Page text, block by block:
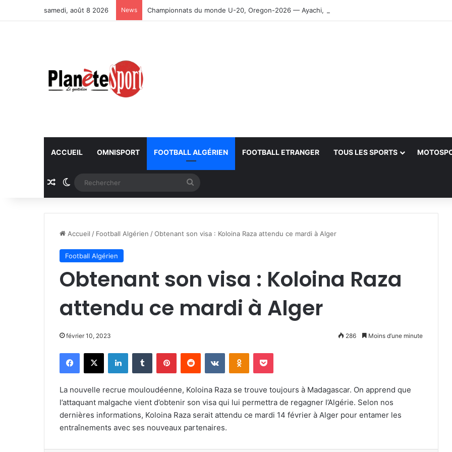
samedi, août 8 2026 News Championnats du monde U-20, Oregon-2026 — Ayachi, Dissa, Touahria et Ghezali en finale
ACCUEIL OMNISPORT FOOTBALL ALGÉRIEN FOOTBALL ETRANGER TOUS LES SPORTS
Article Aléatoire
Switch skin
Accueil / Football Algérien /Obtenant son visa : Koloina Raza attendu ce mardi à Alger
Football Algérien
Obtenant son visa : Koloina Raza
attendu ce mardi à Alger
février 10, 2023 286 Moins d’une minute
Facebook
X LinkedinTumblr PinterestReddit VKontakteOdnoklassniki
Pocket
La nouvelle recrue mouloudéenne, Koloina Raza se trouve toujours à Madagascar. On apprend que
l’attaquant malgache vient d’obtenir son visa qui lui permettra de regagner l’Algérie. Selon nos
dernières informations, Koloina Raza serait attendu ce mardi 14 février à Alger pour entamer les
entraînements avec ses nouveaux partenaires.